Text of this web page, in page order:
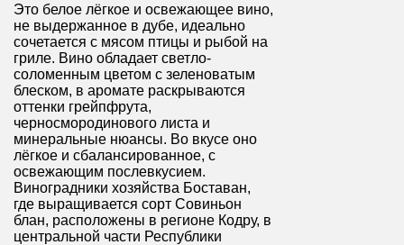
Это белое лёгкое и освежающее вино,
не выдержанное в дубе, идеально
сочетается с мясом птицы и рыбой на
гриле. Вино обладает светло-
соломенным цветом с зеленоватым
блеском, в аромате раскрываются
оттенки грейпфрута,
черносмородинового листа и
минеральные нюансы. Во вкусе оно
лёгкое и сбалансированное, с
освежающим послевкусием.
Виноградники хозяйства Боставан,
где выращивается сорт Совиньон
блан, расположены в регионе Кодру, в
центральной части Республики